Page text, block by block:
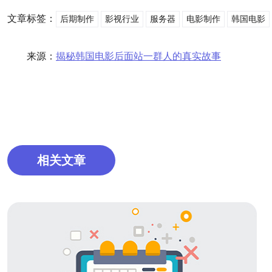
文章标签： 后期制作 影视行业 服务器 电影制作 韩国电影
来源： 揭秘韩国电影后面站一群人的真实故事
相关文章